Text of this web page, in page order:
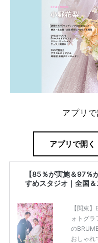
アプリ
アプリで開く
【85％が実施＆97％
すめスタジオ｜全国
【関東
ォトグラ
の
おしゃれ